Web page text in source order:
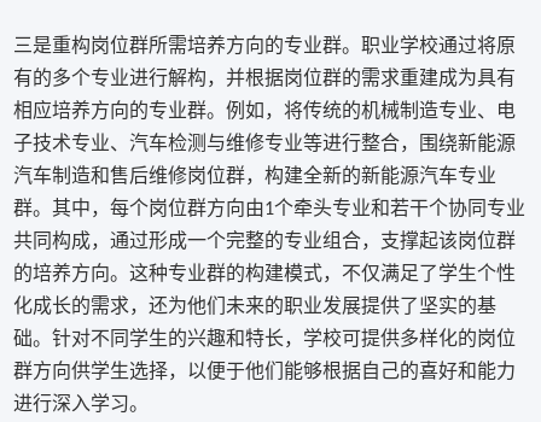
三是重构岗位群所需培养方向的专业群。职业学校通过将原
有的多个专业进行解构，并根据岗位群的需求重建成为具有
相应培养方向的专业群。例如，将传统的机械制造专业、电
子技术专业、汽车检测与维修专业等进行整合，围绕新能源
汽车制造和售后维修岗位群，构建全新的新能源汽车专业
群。其中，每个岗位群方向由1个牵头专业和若干个协同专业
共同构成，通过形成一个完整的专业组合，支撑起该岗位群
的培养方向。这种专业群的构建模式，不仅满足了学生个性
化成长的需求，还为他们未来的职业发展提供了坚实的基
础。针对不同学生的兴趣和特长，学校可提供多样化的岗位
群方向供学生选择，以便于他们能够根据自己的喜好和能力
进行深入学习。